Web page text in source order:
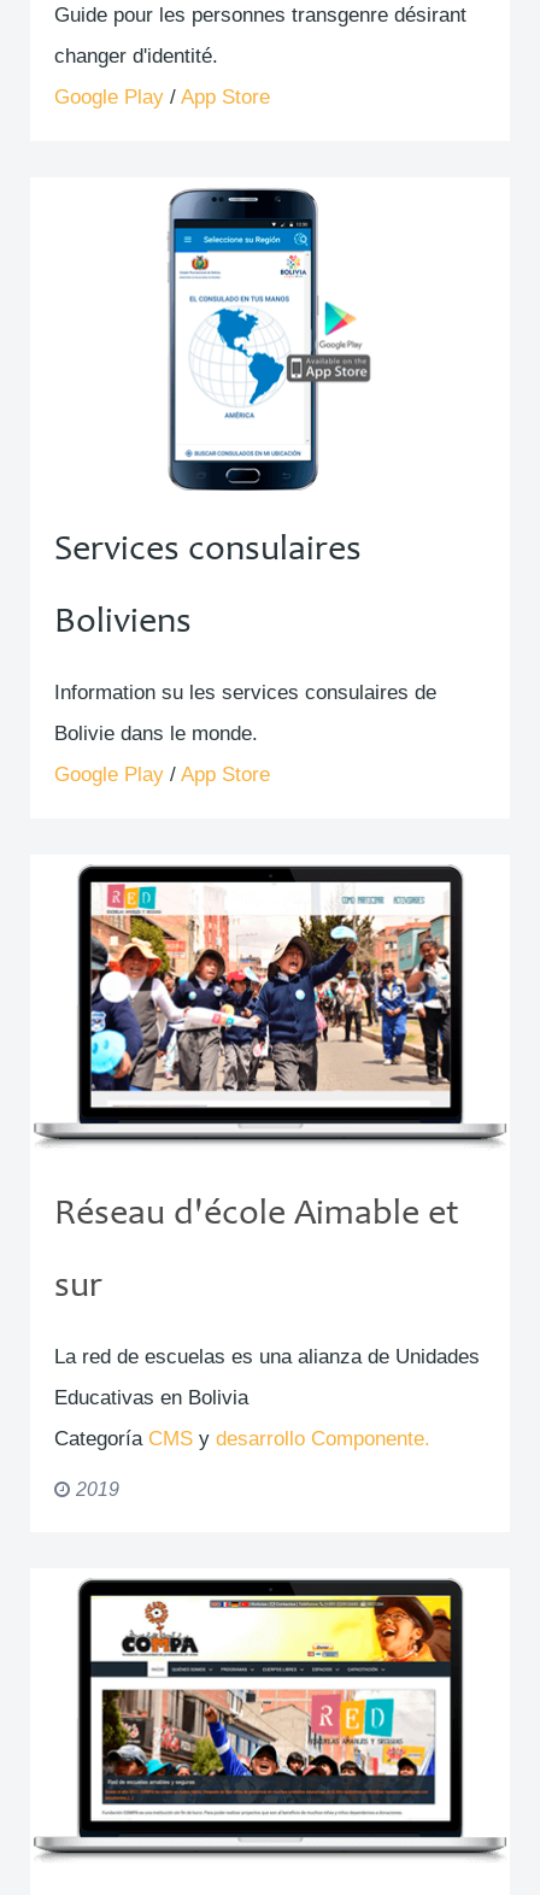
Guide pour les personnes transgenre désirant
changer d'identité.
Google Play / App Store
Services consulaires
Boliviens
Information su les services consulaires de
Bolivie dans le monde.
Google Play / App Store
Réseau d'école Aimable et
sur
La red de escuelas es una alianza de Unidades
Educativas en Bolivia
Categoría CMS y desarrollo Componente.
2019